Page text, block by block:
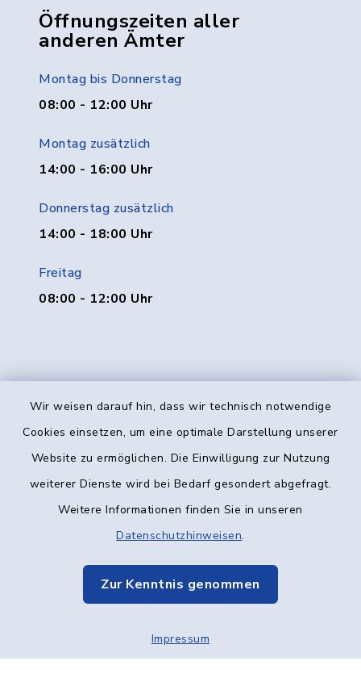
Wir weisen darauf hin, dass wir technisch notwendige
Cookies einsetzen, um eine optimale Darstellung unserer
Website zu ermöglichen. Die Einwilligung zur Nutzung
weiterer Dienste wird bei Bedarf gesondert abgefragt.
Weitere Informationen finden Sie in unseren
Datenschutzhinweisen.
Zur Kenntnis genommen
Impressum
Öffnungszeiten aller
anderen Ämter
Montag bis Donnerstag
08:00 - 12:00 Uhr
Montag zusätzlich
14:00 - 16:00 Uhr
Donnerstag zusätzlich
14:00 - 18:00 Uhr
Freitag
08:00 - 12:00 Uhr
Kontakt
Datenschutz
Elektronische Kommunikation
Sitemap